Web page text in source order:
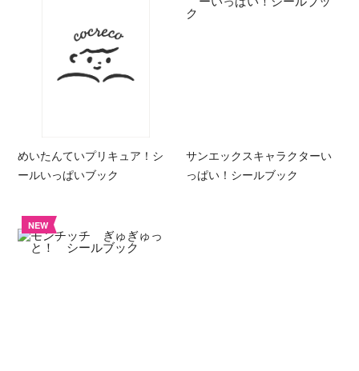
めいたんていプリキュア！シ
ールいっぱいブック
サンエックスキャラクターい
っぱい！シールブック
NEW